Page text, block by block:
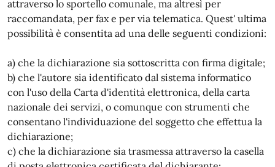
attraverso lo sportello comunale, ma altresì per
raccomandata, per fax e per via telematica. Quest' ultima
possibilità è consentita ad una delle seguenti condizioni:
a) che la dichiarazione sia sottoscritta con firma digitale;
b) che l'autore sia identificato dal sistema informatico
con l'uso della Carta d'identità elettronica, della carta
nazionale dei servizi, o comunque con strumenti che
consentano l'individuazione del soggetto che effettua la
dichiarazione;
c) che la dichiarazione sia trasmessa attraverso la casella